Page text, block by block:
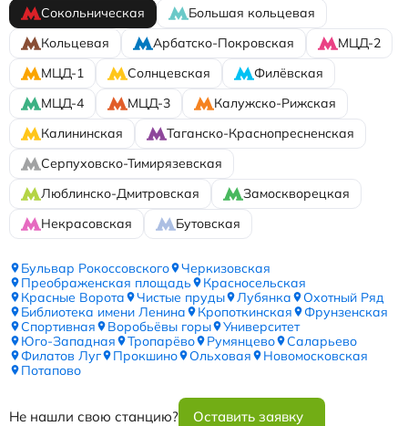
Сокольническая
Большая кольцевая
Кольцевая
Арбатско-Покровская
МЦД-2
МЦД-1
Солнцевская
Филёвская
МЦД-4
МЦД-3
Калужско-Рижская
Калининская
Таганско-Краснопресненская
Серпуховско-Тимирязевская
Люблинско-Дмитровская
Замоскворецкая
Некрасовская
Бутовская
Бульвар Рокоссовского
Черкизовская
Преображенская площадь
Красносельская
Красные Ворота
Чистые пруды Лубянка
Охотный Ряд
Библиотека имени Ленина
Кропоткинская
Фрунзенская
Спортивная
Воробьёвы горы
Университет
Юго-Западная
Тропарёво Румянцево
Саларьево
Филатов Луг
Прокшино Ольховая
Новомосковская
Потапово
Не нашли свою станцию? Оставить заявку